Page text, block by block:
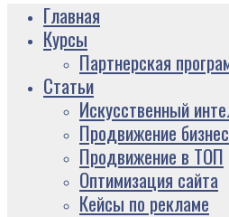
Главная
Курсы
Партнерская
Статьи
Искусственный
Продвижение
Продвижение в ТОП
Оптимизация сайта
Кейсы по рекламе